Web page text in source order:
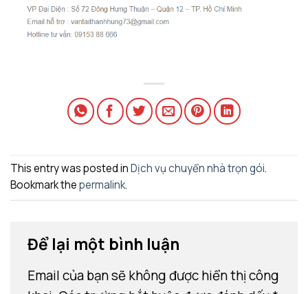
This entry was posted inDịch vụ chuyển nhà trọn gói.
Bookmark thepermalink.
Để lại một bình luận
Email của bạn sẽ không được hiển thị công